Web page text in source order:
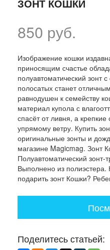
ЗОНТ КОШКИ
850 руб.
Изображение кошки
приносящим счастье
полуавтоматический зонт
полосатых станет
равнодушен к семейству
материал купола с
спасёт от ливня, а
упрямому ветру. Купить
оригинальные зонты и
магазине Magicmag. Зонт
Полуавтоматический
Выполнено из
подарить зонт Кошки?
Поделитесь статьей: